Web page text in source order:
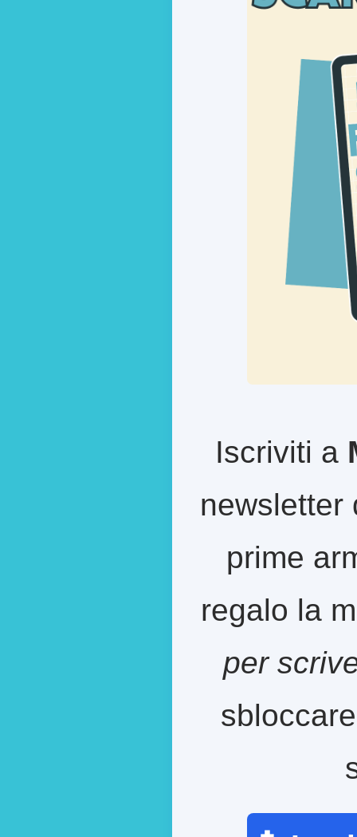
Iscriviti a
newsletter
prime
regalo la
per